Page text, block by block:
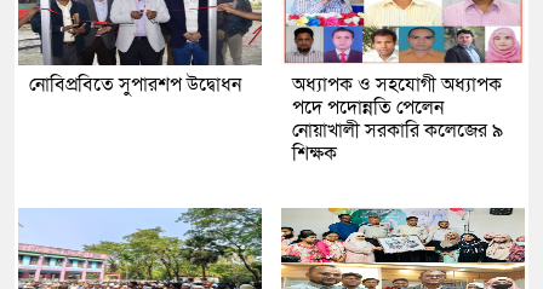
নোবিপ্রবিতে সুপারশপ উদ্বোধন
অধ্যাপক ও সহযোগী অধ্যাপক
পদে পদোন্নতি পেলেন
নোয়াখালী সরকারি কলেজের ৯
শিক্ষক